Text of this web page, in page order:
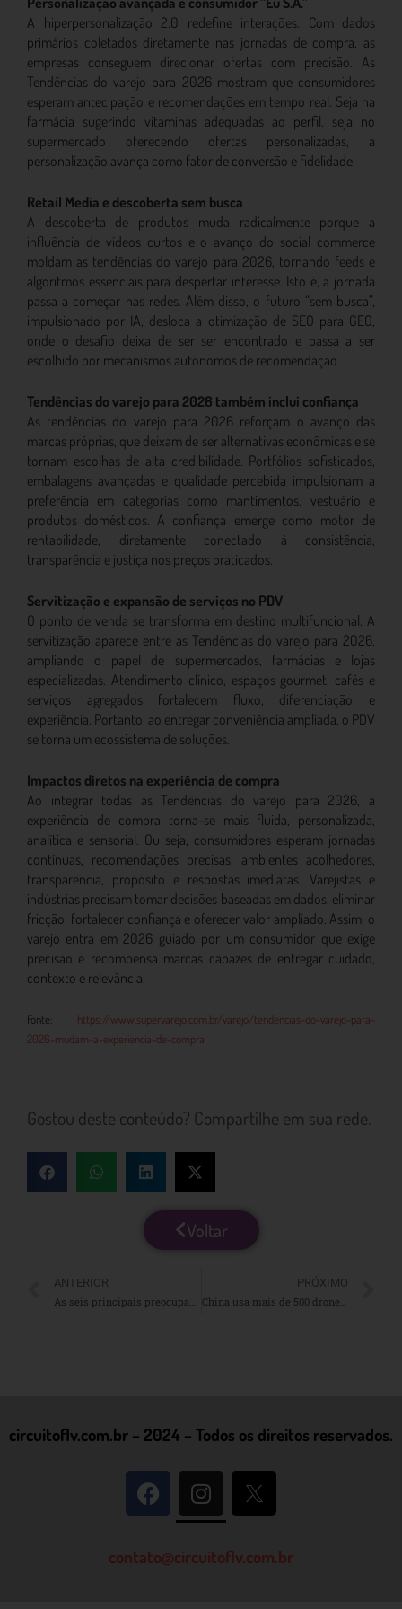
A hiperpersonalização 2.0 redefine interações. Com dados
primários coletados diretamente nas jornadas de compra, as
empresas conseguem direcionar ofertas com precisão. As
Tendências do varejo para 2026 mostram que consumidores
esperam antecipação e recomendações em tempo real. Seja na
farmácia sugerindo vitaminas adequadas ao perfil, seja no
supermercado oferecendo ofertas personalizadas, a
personalização avança como fator de conversão e fidelidade.
Retail Media e descoberta sem busca
A descoberta de produtos muda radicalmente porque a
influência de vídeos curtos e o avanço do social commerce
moldam as tendências do varejo para 2026, tornando feeds e
algoritmos essenciais para despertar interesse. Isto é, a jornada
passa a começar nas redes. Além disso, o futuro “sem busca”,
impulsionado por IA, desloca a otimização de SEO para GEO,
onde o desafio deixa de ser ser encontrado e passa a ser
escolhido por mecanismos autônomos de recomendação.
Tendências do varejo para 2026 também inclui confiança
As tendências do varejo para 2026 reforçam o avanço das
marcas próprias, que deixam de ser alternativas econômicas e se
tornam escolhas de alta credibilidade. Portfólios sofisticados,
embalagens avançadas e qualidade percebida impulsionam a
preferência em categorias como mantimentos, vestuário e
produtos domésticos. A confiança emerge como motor de
rentabilidade, diretamente conectado à consistência,
transparência e justiça nos preços praticados.
Servitização e expansão de serviços no PDV
O ponto de venda se transforma em destino multifuncional. A
servitização aparece entre as Tendências do varejo para 2026,
ampliando o papel de supermercados, farmácias e lojas
especializadas. Atendimento clínico, espaços gourmet, cafés e
serviços agregados fortalecem fluxo, diferenciação e
experiência. Portanto, ao entregar conveniência ampliada, o PDV
se torna um ecossistema de soluções.
Impactos diretos na experiência de compra
Ao integrar todas as Tendências do varejo para 2026, a
experiência de compra torna-se mais fluida, personalizada,
analítica e sensorial. Ou seja, consumidores esperam jornadas
contínuas, recomendações precisas, ambientes acolhedores,
transparência, propósito e respostas imediatas. Varejistas e
indústrias precisam tomar decisões baseadas em dados, eliminar
fricção, fortalecer confiança e oferecer valor ampliado. Assim, o
varejo entra em 2026 guiado por um consumidor que exige
precisão e recompensa marcas capazes de entregar cuidado,
contexto e relevância.
Fonte: https://www.supervarejo.com.br/varejo/tendencias-do-varejo-para-
2026-mudam-a-experiencia-de-compra
Gostou deste conteúdo? Compartilhe em sua rede.
Voltar
ANTERIOR
PRÓXIMO
circuitoflv.com.br – 2024 – Todos os direitos reservados.
contato@circuitoflv.com.br